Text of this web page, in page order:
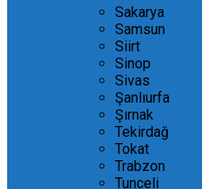
Sakarya
Samsun
Siirt
Sinop
Sivas
Şanlıurfa
Şırnak
Tekirdağ
Tokat
Trabzon
Tunceli